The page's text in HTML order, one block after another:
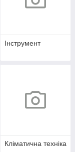
Інструмент
Кліматична техніка